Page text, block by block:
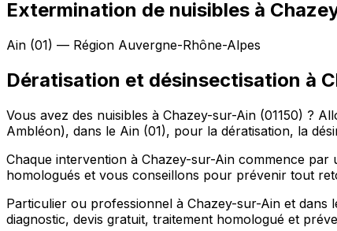
Extermination de nuisibles à
Ain (01) — Région Auvergne-Rhône-Alpes
Dératisation et désinsectisation à
Vous avez des nuisibles à Chazey-sur-Ain (01150) ?
Ambléon), dans le Ain (01), pour la dératisation, la
Chaque intervention à Chazey-sur-Ain commence
homologués et vous conseillons pour prévenir tout
Particulier ou professionnel à Chazey-sur-Ain et
diagnostic, devis gratuit, traitement homologué et